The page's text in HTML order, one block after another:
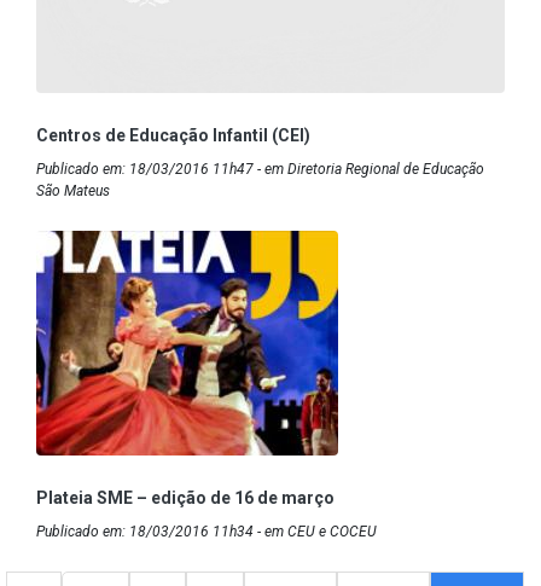
Centros de Educação Infantil (CEI)
Publicado em: 18/03/2016 11h47 - em Diretoria Regional de Educação
São Mateus
Plateia SME – edição de 16 de março
Publicado em: 18/03/2016 11h34 - em CEU e COCEU